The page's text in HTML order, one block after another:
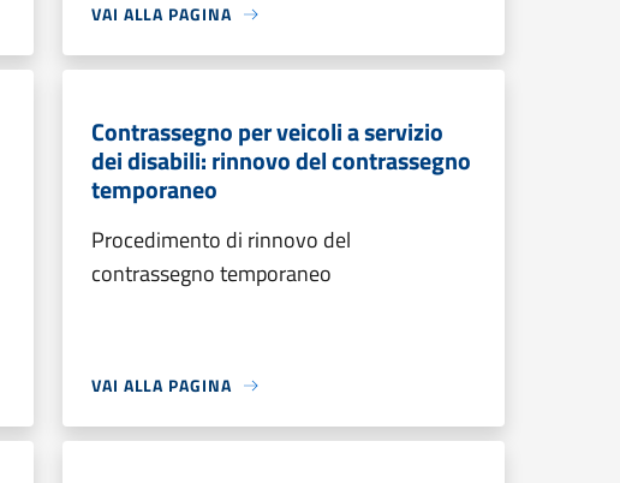
VAI ALLA PAGINA
Contrassegno per veicoli a servizio
dei disabili: rinnovo del contrassegno
temporaneo
Procedimento di rinnovo del
contrassegno temporaneo
VAI ALLA PAGINA